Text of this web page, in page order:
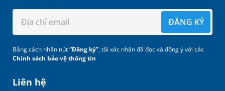
Liên hệ
ĐĂNG KÝ
Bằng cách nhấn nút“Đăng ký”, tôi xác nhận đã đọc và đồng ý với các
Chính sách bảo vệ thông tin